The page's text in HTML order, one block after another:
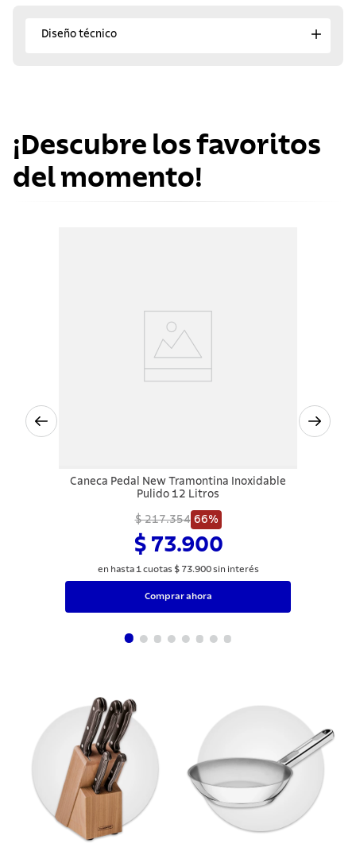
Diseño técnico
¡Descubre los favoritos
del momento!
Caneca Pedal New Tramontina Inoxidable
Pulido 12 Litros
$ 217.354 66%
$ 73.900
en hasta 1 cuotas $ 73.900sin interés
Comprar ahora